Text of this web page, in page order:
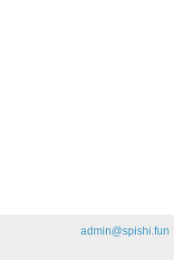
admin@spishi.fun